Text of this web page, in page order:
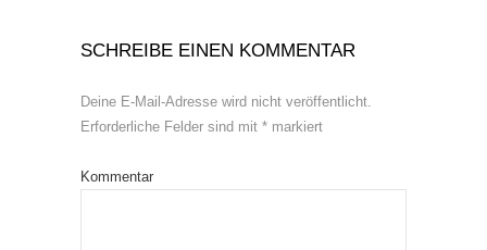
SCHREIBE EINEN KOMMENTAR
Deine E-Mail-Adresse wird nicht veröffentlicht.
Erforderliche Felder sind mit * markiert
Kommentar